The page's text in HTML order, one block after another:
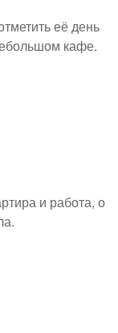
её день
кафе.
и работа, о